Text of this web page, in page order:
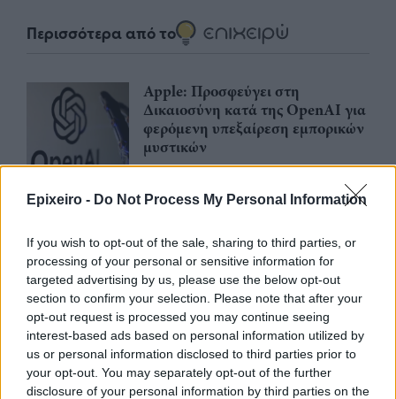
Epixeiro - Do Not Process My Personal Information
If you wish to opt-out of the sale, sharing to third parties, or
processing of your personal or sensitive information for
targeted advertising by us, please use the below opt-out
section to confirm your selection. Please note that after your
opt-out request is processed you may continue seeing
interest-based ads based on personal information utilized by
us or personal information disclosed to third parties prior to
your opt-out. You may separately opt-out of the further
disclosure of your personal information by third parties on the
Περισσότερα από το
Apple: Προσφεύγει στη
Δικαιοσύνη κατά της OpenAI για
φερόμενη υπεξαίρεση εμπορικών
μυστικών
06/08/26|16:09
Γερμανική
περικοπές σε managers από
Volkswagen, Porsche και BMW
04/08/26|15:23
«Πράσινο φως» από την Κομισιόν
για τη διαπίστευση του Ελληνικού
Οργανισμού Πληρωμών
03/08/26|11:10